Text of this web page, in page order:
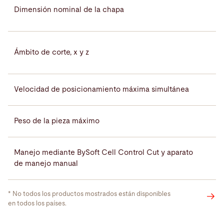
Dimensión nominal de la chapa
Ámbito de corte, x y z
Velocidad de posicionamiento máxima simultánea
Peso de la pieza máximo
Manejo mediante BySoft Cell Control Cut y aparato
de manejo manual
* No todos los productos mostrados están disponibles
en todos los países.
Bystronic